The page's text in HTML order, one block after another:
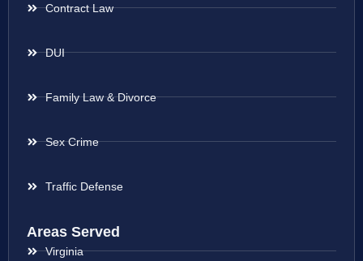
Contract Law
DUI
Family Law & Divorce
Sex Crime
Traffic Defense
Areas Served
Virginia